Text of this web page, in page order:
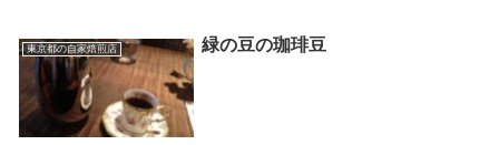
東京都の自家焙煎店 緑の豆の珈琲豆